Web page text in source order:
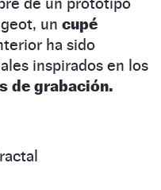
un cupé
ha sido
inspirados en los
de grabación.